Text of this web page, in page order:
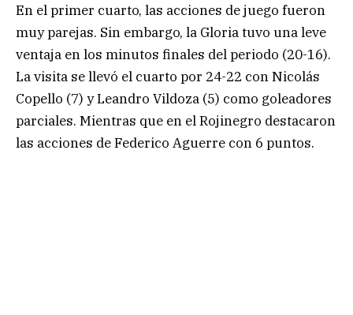
En el primer cuarto, las acciones de juego fueron
muy parejas. Sin embargo, la Gloria tuvo una leve
ventaja en los minutos finales del periodo (20-16).
La visita se llevó el cuarto por 24-22 con Nicolás
Copello (7) y Leandro Vildoza (5) como goleadores
parciales. Mientras que en el Rojinegro destacaron
las acciones de Federico Aguerre con 6 puntos.